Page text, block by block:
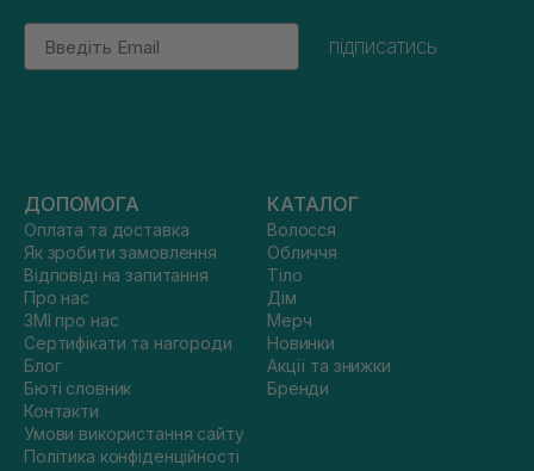
Email
підписатись
ДОПОМОГА
Оплата та доставка
Як зробити замовлення
Відповіді на запитання
Про нас
ЗМІ про нас
Сертифікати та нагороди
Блог
Бюті словник
Контакти
Умови використання сайту
Політика конфіденційності
КАТАЛОГ
Волосся
Обличчя
Тіло
Дім
Мерч
Новинки
Акції та знижки
Бренди